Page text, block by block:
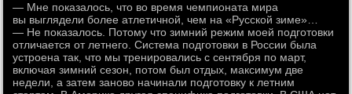
— Мне показалось, что во время чемпионата мира
вы выглядели более атлетичной, чем на «Русской зиме»…
— Не показалось. Потому что зимний режим моей подготовки
отличается от летнего. Система подготовки в России была
устроена так, что мы тренировались с сентября по март,
включая зимний сезон, потом был отдых, максимум две
недели, а затем заново начинали подготовку к летним